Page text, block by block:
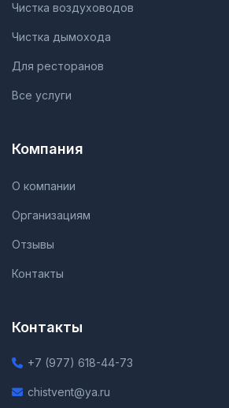
Чистка воздуховодов
Чистка дымохода
Для ресторанов
Все услуги
Компания
О компании
Организациям
Отзывы
Контакты
Контакты
+7 (977) 618-44-73
chistvent@ya.ru